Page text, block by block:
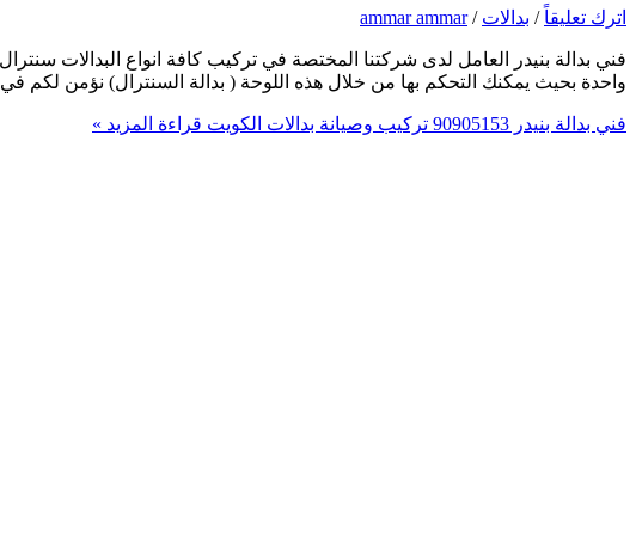
اترك تعليقاً / بدالات /
ammar ammar
فني بدالة بنيدر العامل لدى شركتنا المختصة في تركيب كافة انواع البدالات
واحدة بحيث يمكنك التحكم بها من خلال هذه اللوحة ( بدالة السنترال) نؤمن
فني بدالة بنيدر 90905153 تركيب وصيانة بدالات الكويت قراءة المزيد »